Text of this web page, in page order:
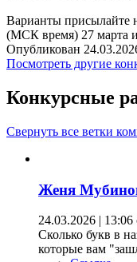
Варианты присылайте
(МСК время) 27 марта и
Опубликован
Посмотреть другие
Конкурсные
Свернуть все ветки
Женя
24.03.2026 | 13:06
Сколько букв в
которые вам